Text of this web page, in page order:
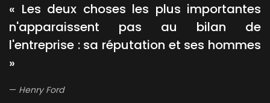
« Les deux choses les plus importantes
n'apparaissent pas au bilan de
l'entreprise : sa réputation et ses hommes
»
Henry Ford